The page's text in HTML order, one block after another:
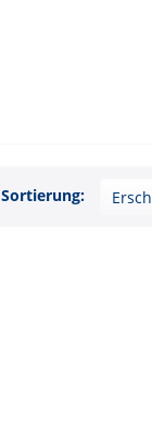
Sortierung: